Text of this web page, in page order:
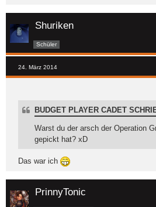
Shuriken
Schüler
24. März 2014
BUDGET PLAYER CADET
Warst du der arsch der Operation
gepickt hat? xD
Das war ich
PrinnyTonic